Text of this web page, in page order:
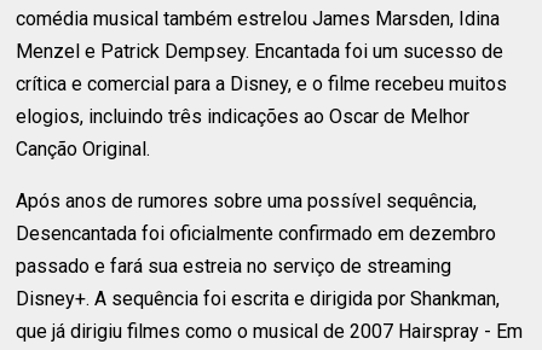
comédia musical também estrelou James Marsden, Idina
Menzel e Patrick Dempsey. Encantada foi um sucesso de
crítica e comercial para a Disney, e o filme recebeu muitos
elogios, incluindo três indicações ao Oscar de Melhor
Canção Original.
Após anos de rumores sobre uma possível sequência,
Desencantada foi oficialmente confirmado em dezembro
passado e fará sua estreia no serviço de streaming
Disney+. A sequência foi escrita e dirigida por Shankman,
que já dirigiu filmes como o musical de 2007 Hairspray - Em